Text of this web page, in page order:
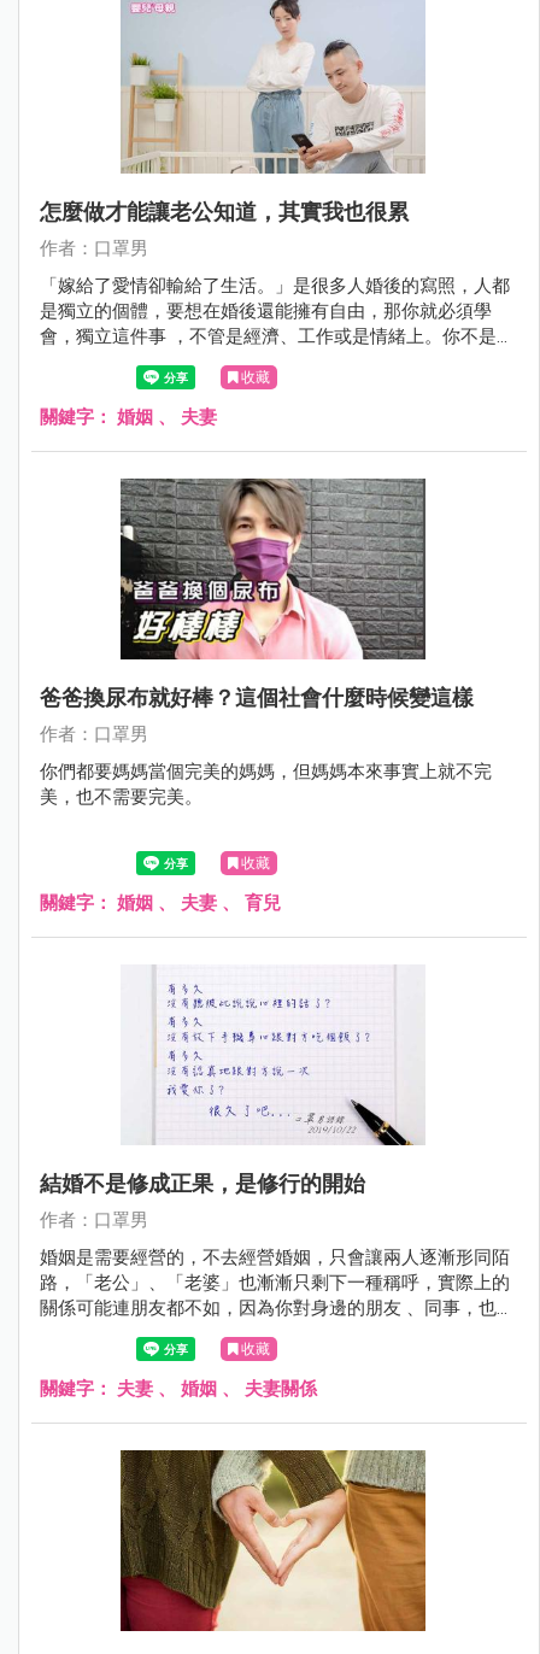
怎麼做才能讓老公知道，其實我也很累
作者：口罩男
「嫁給了愛情卻輸給了生活。」是很多人婚後的寫照，人都
是獨立的個體，要想在婚後還能擁有自由，那你就必須學
會，獨立這件事 ，不管是經濟、工作或是情緒上。你不是誰
的附屬品，不要活在你的人生好像只有老公能帶給自己快樂
這件事情上，這樣你會活得很辛苦。
收藏
關鍵字： 婚姻 、 夫妻
爸爸換尿布就好棒？這個社會什麼時候變這樣
作者：口罩男
你們都要媽媽當個完美的媽媽，但媽媽本來事實上就不完
美，也不需要完美。
收藏
關鍵字： 婚姻 、 夫妻 、 育兒
結婚不是修成正果，是修行的開始
作者：口罩男
婚姻是需要經營的，不去經營婚姻，只會讓兩人逐漸形同陌
路，「老公」、「老婆」也漸漸只剩下一種稱呼，實際上的
關係可能連朋友都不如，因為你對身邊的朋友 、同事，也許
都比對自己的另一半還要來得好。
收藏
關鍵字： 夫妻 、 婚姻 、 夫妻關係